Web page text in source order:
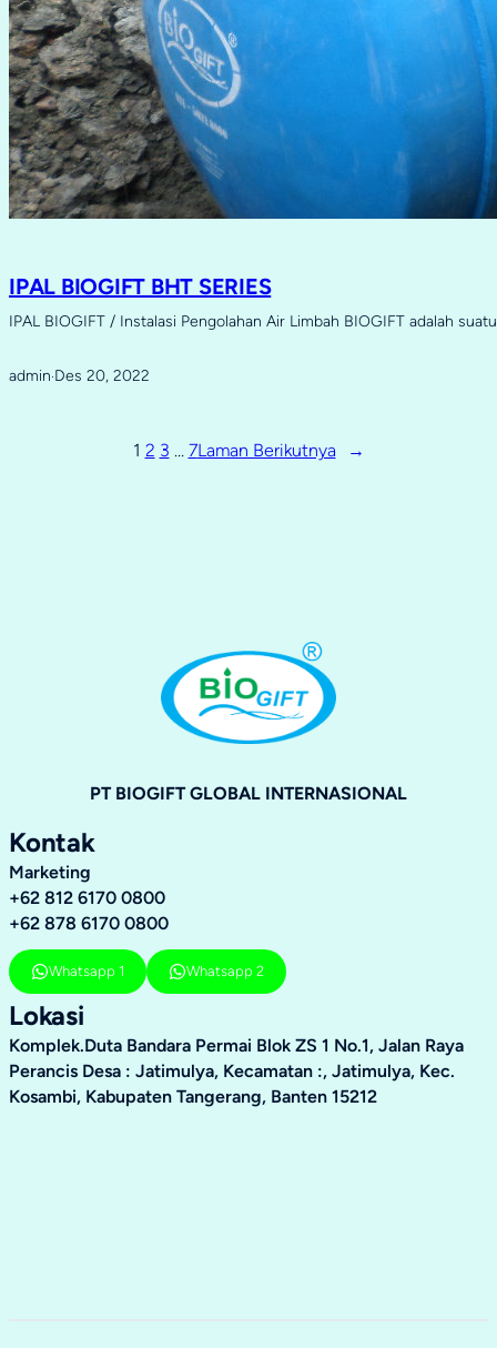
IPAL BIOGIFT BHT SERIES
IPAL BIOGIFT / Instalasi Pengolahan Air Limbah BIOGIFT adalah
admin·Des 20, 2022
1 2 3 … 7Laman Berikutnya →
PT BIOGIFT GLOBAL INTERNASIONAL
Kontak
Marketing
+62 812 6170 0800
+62 878 6170 0800
Whatsapp 1 Whatsapp 2
Lokasi
Komplek.Duta Bandara Permai Blok ZS 1 No.1, Jalan Raya
Perancis Desa : Jatimulya, Kecamatan :, Jatimulya, Kec.
Kosambi, Kabupaten Tangerang, Banten 15212